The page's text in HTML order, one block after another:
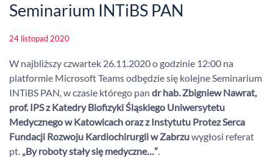
Seminarium INTiBS PAN
24 listopad 2020
W najbliższy czwartek 26.11.2020 o godzinie 12:00 na
platformie Microsoft Teams odbędzie się kolejne Seminarium
INTiBS PAN, w czasie którego pan dr hab. Zbigniew Nawrat,
prof. IPS z Katedry Biofizyki Śląskiego Uniwersytetu
Medycznego w Katowicach oraz z Instytutu Protez Serca
Fundacji Rozwoju Kardiochirurgii w Zabrzuwygłosi referat
pt. „By roboty stały się medyczne…”.